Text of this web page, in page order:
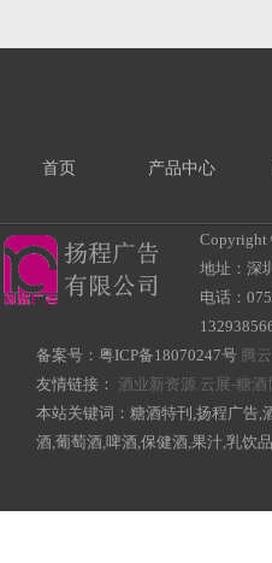
首页 产品中心
Copyright
地址：深
电话：
备案号： 粤ICP备18070247号 腾
友情链接： 酒业新资源 云展-糖酒
本站关键词：糖酒特刊,扬程广告,
酒,葡萄酒,啤酒,保健酒,果汁,乳饮